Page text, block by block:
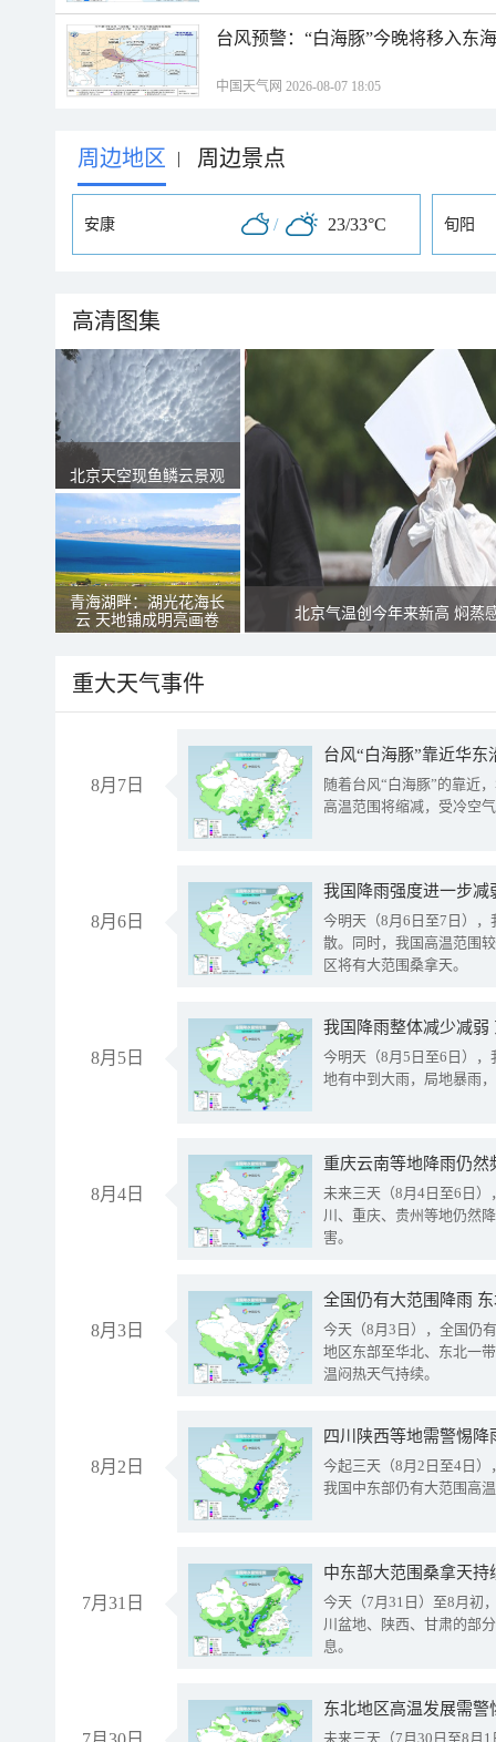
台风预警：“白海豚”今晚将移入东
中国天气网 2026-08-07 18:05
周边地区 | 周边景点
安康 / 23/33°C 旬阳
高清图集
北京天空现鱼鳞云景观
青海湖畔：湖光花海长
云 天地铺成明亮画卷
北京气温创今年来新高 焖蒸
重大天气事件
8月7日
台风“白海豚”靠近华
随着台风“白海豚”的靠近
高温范围将缩减，受冷空
8月6日
今明天（8月6日至7日）
散。同时，我国高温范围
区将有大范围桑拿天。
8月5日
我国降雨整体减少减弱
今明天（8月5日至6日）
地有中到大雨，局地暴雨
8月4日
重庆云南等地降雨仍然
未来三天（8月4日至6日
川、重庆、贵州等地仍然
害。
8月3日
全国仍有大范围降雨
今天（8月3日），全国仍
地区东部至华北、东北一
温闷热天气持续。
8月2日
今起三天（8月2日至4日
我国中东部仍有大范围高
7月31日
中东部大范围桑拿天
今天（7月31日）至8月初
川盆地、陕西、甘肃的部
息。
东北地区高温发展需
未来三天（7月30日至8月